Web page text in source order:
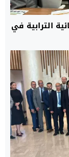
الترابية في